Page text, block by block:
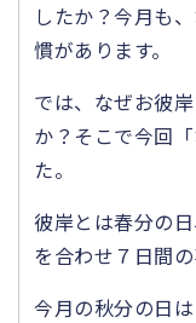
したか？今月も
慣があります。
では、なぜお彼
か？そこで今回
た。
彼岸とは春分の
を合わせ７日間の
今月の秋分の日